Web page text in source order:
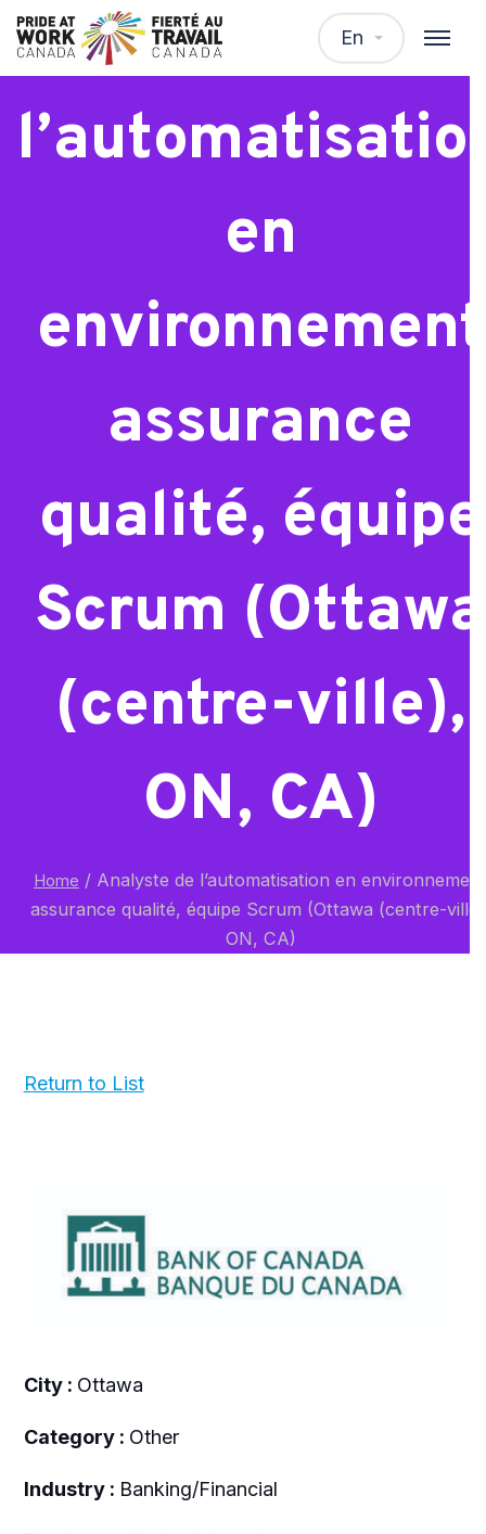
En
Analyste de
en
environnement
assurance
qualité, équipe
Scrum (Ottawa
(centre-ville),
ON, CA)
Home / Analyste de l’automatisation en environnement
assurance qualité, équipe Scrum (Ottawa (centre-
ON, CA)
Return to List
City : Ottawa
Category : Other
Industry : Banking/Financial